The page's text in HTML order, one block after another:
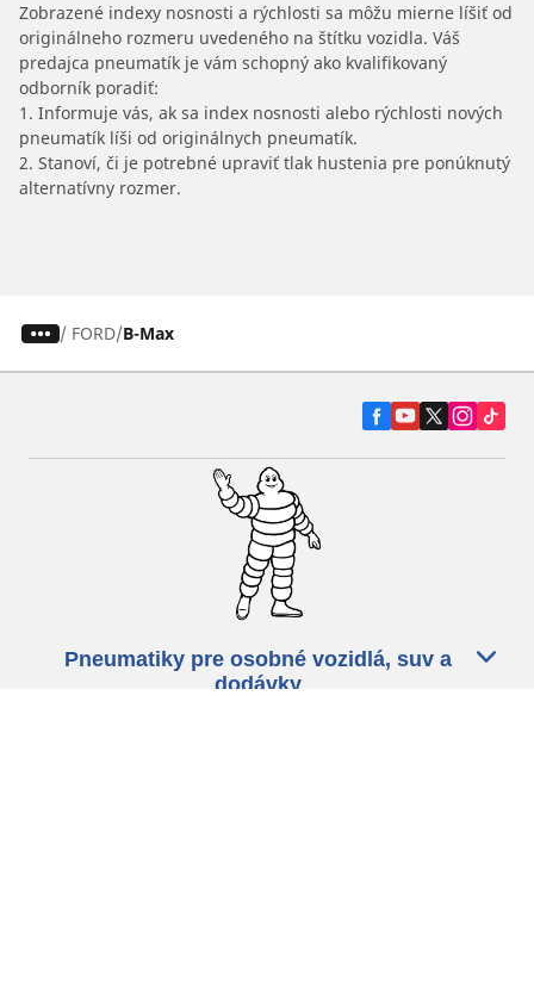
Zobrazené indexy nosnosti a rýchlosti sa môžu mierne líšiť od
originálneho rozmeru uvedeného na štítku vozidla. Váš
predajca pneumatík je vám schopný ako kvalifikovaný
odborník poradiť:
1. Informuje vás, ak sa index nosnosti alebo rýchlosti nových
pneumatík líši od originálnych pneumatík.
2. Stanoví, či je potrebné upraviť tlak hustenia pre ponúknutý
alternatívny rozmer.
/ FORD B-Max
Pneumatiky pre osobné vozidlá, suv a
dodávky